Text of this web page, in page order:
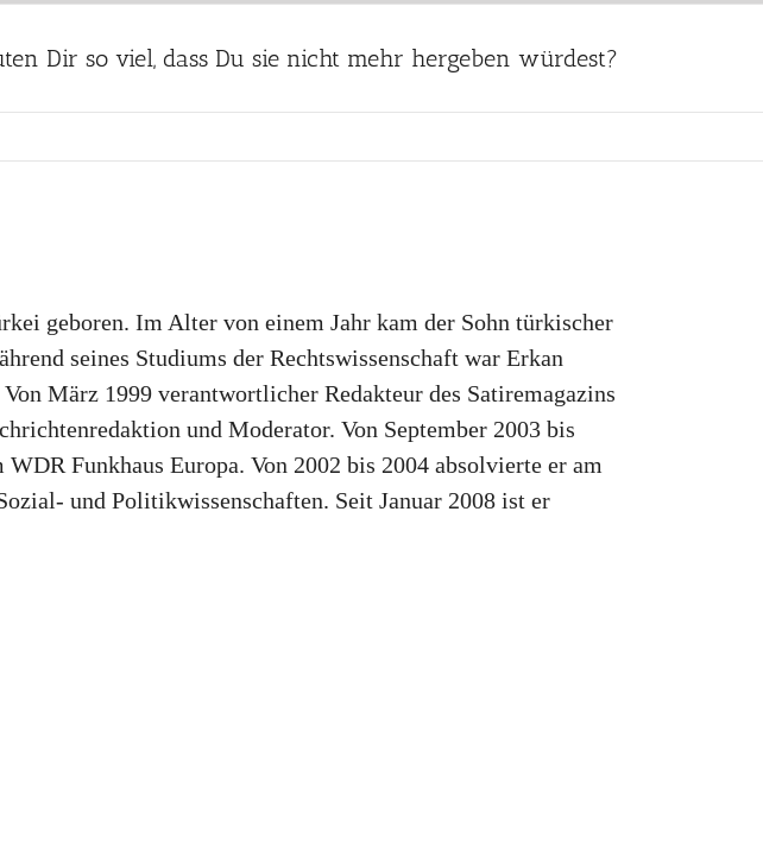
Dir so viel, dass Du sie nicht mehr hergeben würdest?
geboren. Im Alter von einem Jahr kam der Sohn türkischer
seines Studiums der Rechtswissenschaft war Erkan
März 1999 verantwortlicher Redakteur des Satiremagazins
und Moderator. Von September 2003 bis
Funkhaus Europa. Von 2002 bis 2004 absolvierte er am
und Politikwissenschaften. Seit Januar 2008 ist er